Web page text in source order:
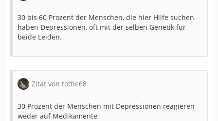
30 bis 60 Prozent der Menschen, die hier Hilfe suchen
haben Depressionen, oft mit der selben Genetik für
beide Leiden.
Zitat von tottie68
30 Prozent der Menschen mit Depressionen reagieren
weder auf Medikamente